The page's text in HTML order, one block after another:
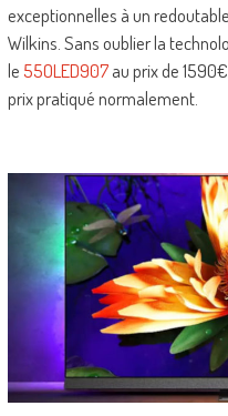
exceptionnelles à un
Wilkins. Sans oublier la
le 55OLED907au prix de
prix pratiqué normalement.